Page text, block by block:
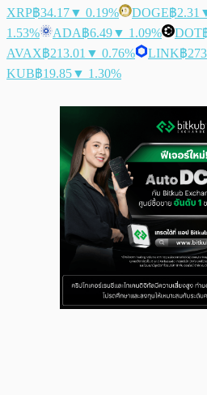
XRP฿34.17▼ 0.19% DOGE฿2.31
1.53%
ADA฿6.49▼ 1.09% DOT
AVAX฿213.01 ▼ 0.76% LINK฿
KUB฿19.85▼ 1.30%